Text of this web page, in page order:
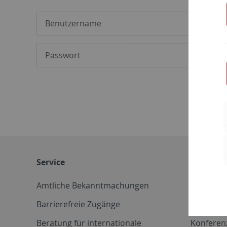
Service
Amtliche Bekanntmachungen
Barrierefreie Zugänge
Beratung für internationale